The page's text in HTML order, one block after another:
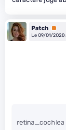
Patch
Le 09/01/2020
retina_cochlea